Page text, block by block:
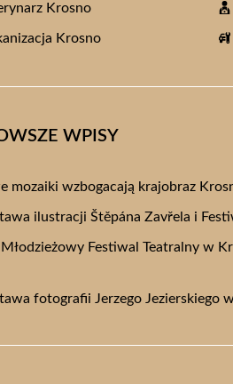
Krosno
Krosno
WPISY
mozaiki wzbogacają krajobraz
ilustracji Štěpána Zavřela i
Młodzieżowy Festiwal Teatralny w
fotografii Jerzego Jezierskiego